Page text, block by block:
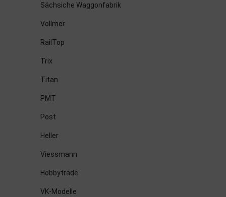
Sächsiche Waggonfabrik
Vollmer
RailTop
Trix
Titan
PMT
Post
Heller
Viessmann
Hobbytrade
VK-Modelle